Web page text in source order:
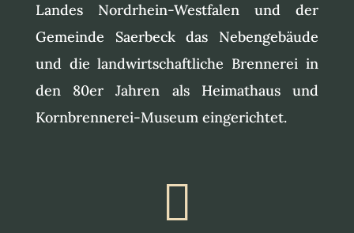
Landes Nordrhein-Westfalen und der
Gemeinde Saerbeck das Nebengebäude
und die landwirtschaftliche Brennerei in
den 80er Jahren als Heimathaus und
Kornbrennerei-Museum eingerichtet.
